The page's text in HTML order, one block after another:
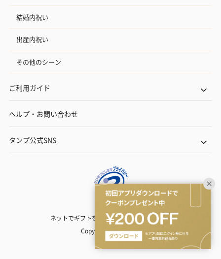
結婚内祝い
出産内祝い
その他のシーン
ご利用ガイド
ヘルプ・お問い合わせ
タンプ公式SNS
ネットでギフトを贈るなら | TANP（タンプ）
Copyright© TANP Inc.